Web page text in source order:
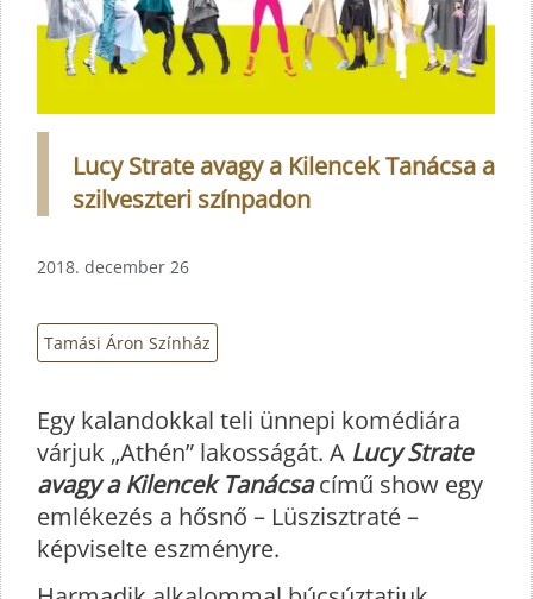
Lucy Strate avagy a Kilencek Tanácsa a
szilveszteri színpadon
2018. december 26
Tamási Áron Színház
Egy kalandokkal teli ünnepi komédiára
várjuk „Athén” lakosságát. A Lucy Strate
avagy a Kilencek Tanácsacímű show egy
emlékezés a hősnő – Lüszisztraté –
képviselte eszményre.